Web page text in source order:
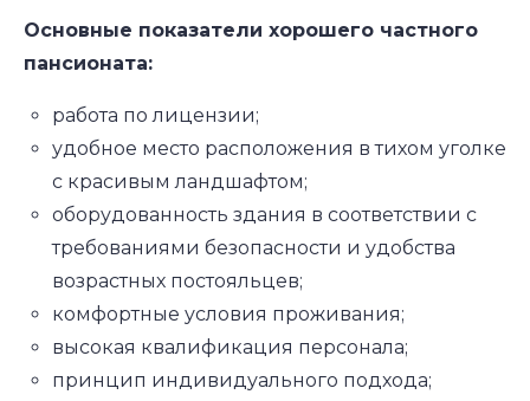
Основные показатели хорошего частного
пансионата:
работа по лицензии;
удобное место расположения в тихом уголке
с красивым ландшафтом;
оборудованность здания в соответствии с
требованиями безопасности и удобства
возрастных постояльцев;
комфортные условия проживания;
высокая квалификация персонала;
принцип индивидуального подхода;